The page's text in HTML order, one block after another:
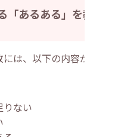
あるある」を教
は、以下の内容が挙げ
りない